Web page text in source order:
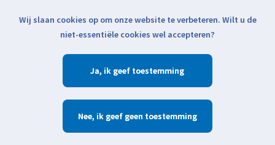
Klik voor actuele verzendinformatie...
Verlanglijst
Zoeken
Wij slaan cookies op om onze website te verbeteren. Wilt u de
niet-essentiële cookies wel accepteren?
Ja
Nee